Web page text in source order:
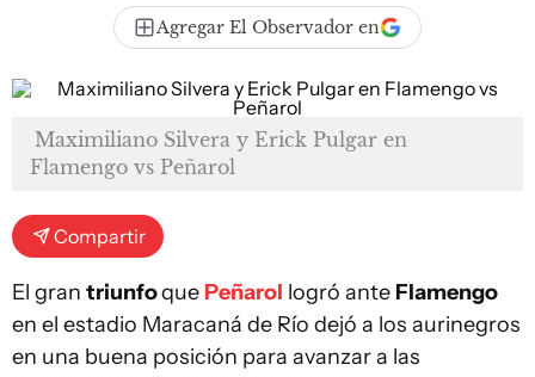
Agregar El Observador en
Maximiliano Silvera y Erick Pulgar en
Flamengo vs Peñarol
Compartir
El gran triunfoque Peñarol logró ante Flamengo
en el estadio Maracaná de Río dejó a los aurinegros
en una buena posición para avanzar a las